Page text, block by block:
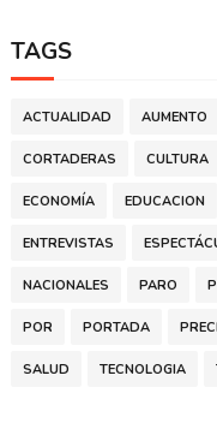
TAGS
ACTUALIDAD AUMENTO
CORTADERAS CULTURA
ECONOMÍA EDUCACION
ENTREVISTAS
NACIONALES PARO
POR PORTADA
SALUD TECNOLOGIA